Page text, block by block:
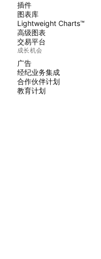
插件
图表库
Lightweight Charts™
高级图表
交易平台
成长机会
广告
经纪业务集成
合作伙伴计划
教育计划